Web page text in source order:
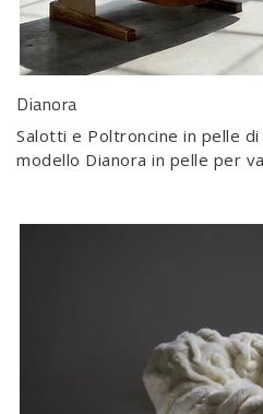
Dianora
Salotti e Poltroncine in pelle
modello Dianora in pelle per